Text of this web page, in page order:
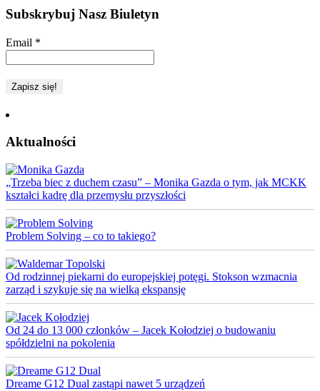
Subskrybuj Nasz Biuletyn
Email *
Aktualności
„Trzeba biec z duchem czasu” – Monika Gazda o tym, jak MCKK
kształci kadrę dla przemysłu przyszłości
Problem Solving – co to takiego?
Od rodzinnej piekarni do europejskiej potęgi. Stokson wzmacnia
zarząd i szykuje się na wielką ekspansję
Od 24 do 13 000 członków – Jacek Kołodziej o budowaniu
spółdzielni na pokolenia
Dreame G12 Dual zastąpi nawet 5 urządzeń